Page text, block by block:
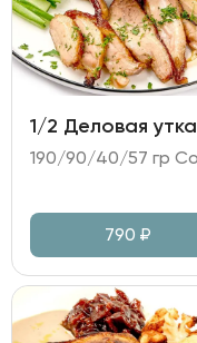
1/2 Деловая утка
790 ₽